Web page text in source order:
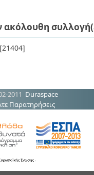
ακόλουθη
[21404]
2011 Duraspace
Παρατηρήσεις